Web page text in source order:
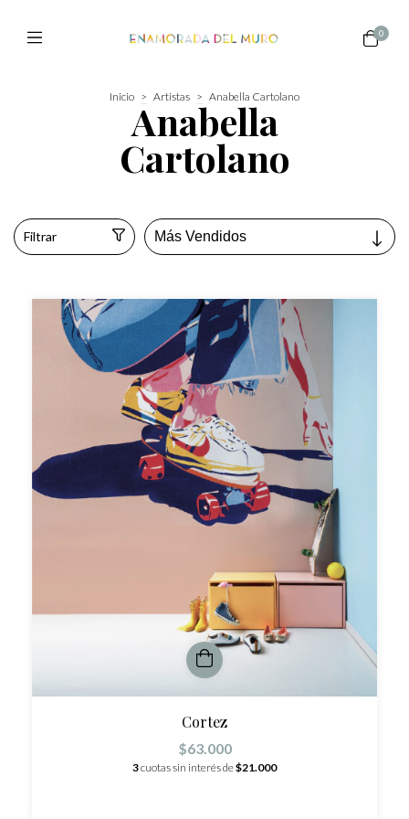
0
Inicio > Artistas > Anabella Cartolano
Anabella
Cartolano
Filtrar
Cortez
$63.000
3cuotas sin interés de$21.000